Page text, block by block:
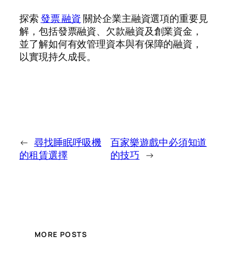
探索發票 融資關於企業主融資選項的重要見
解，包括發票融資、欠款融資及創業資金，
並了解如何有效管理資本與有保障的融資，
以實現持久成長。
← 尋找睡眠呼吸機
的租賃選擇
百家樂遊戲中必須知道
的技巧 →
MORE POSTS